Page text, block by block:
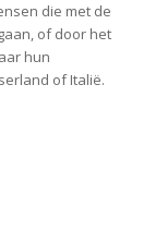
die met de
of door het
hun
of Italië.